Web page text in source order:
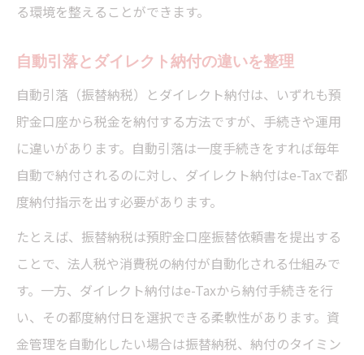
る環境を整えることができます。
自動引落とダイレクト納付の違いを整理
自動引落（振替納税）とダイレクト納付は、いずれも預
貯金口座から税金を納付する方法ですが、手続きや運用
に違いがあります。自動引落は一度手続きをすれば毎年
自動で納付されるのに対し、ダイレクト納付はe-Taxで都
度納付指示を出す必要があります。
たとえば、振替納税は預貯金口座振替依頼書を提出する
ことで、法人税や消費税の納付が自動化される仕組みで
す。一方、ダイレクト納付はe-Taxから納付手続きを行
い、その都度納付日を選択できる柔軟性があります。資
金管理を自動化したい場合は振替納税、納付のタイミン